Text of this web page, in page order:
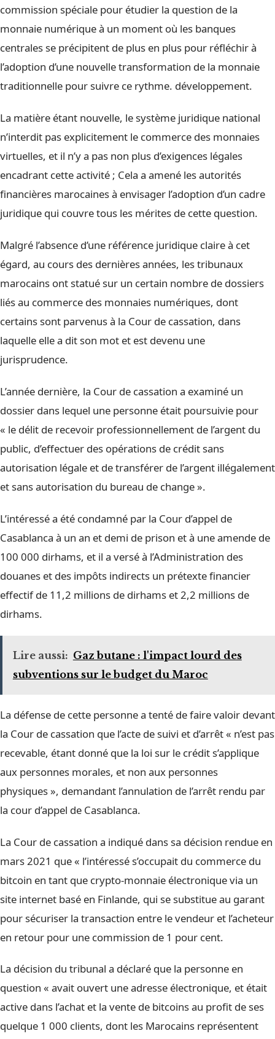
commission spéciale pour étudier la question de la
monnaie numérique à un moment où les banques
centrales se précipitent de plus en plus pour réfléchir à
l’adoption d’une nouvelle transformation de la monnaie
traditionnelle pour suivre ce rythme. développement.
La matière étant nouvelle, le système juridique national
n’interdit pas explicitement le commerce des monnaies
virtuelles, et il n’y a pas non plus d’exigences légales
encadrant cette activité ; Cela a amené les autorités
financières marocaines à envisager l’adoption d’un cadre
juridique qui couvre tous les mérites de cette question.
Malgré l’absence d’une référence juridique claire à cet
égard, au cours des dernières années, les tribunaux
marocains ont statué sur un certain nombre de dossiers
liés au commerce des monnaies numériques, dont
certains sont parvenus à la Cour de cassation, dans
laquelle elle a dit son mot et est devenu une
jurisprudence.
L’année dernière, la Cour de cassation a examiné un
dossier dans lequel une personne était poursuivie pour
« le délit de recevoir professionnellement de l’argent du
public, d’effectuer des opérations de crédit sans
autorisation légale et de transférer de l’argent illégalement
et sans autorisation du bureau de change ».
L’intéressé a été condamné par la Cour d’appel de
Casablanca à un an et demi de prison et à une amende de
100 000 dirhams, et il a versé à l’Administration des
douanes et des impôts indirects un prétexte financier
effectif de 11,2 millions de dirhams et 2,2 millions de
dirhams.
Lire aussi: Gaz butane : l'impact lourd des
subventions sur le budget du Maroc
La défense de cette personne a tenté de faire valoir devant
la Cour de cassation que l’acte de suivi et d’arrêt « n’est pas
recevable, étant donné que la loi sur le crédit s’applique
aux personnes morales, et non aux personnes
physiques », demandant l’annulation de l’arrêt rendu par
la cour d’appel de Casablanca.
La Cour de cassation a indiqué dans sa décision rendue en
mars 2021 que « l’intéressé s’occupait du commerce du
bitcoin en tant que crypto-monnaie électronique via un
site internet basé en Finlande, qui se substitue au garant
pour sécuriser la transaction entre le vendeur et l’acheteur
en retour pour une commission de 1 pour cent.
La décision du tribunal a déclaré que la personne en
question « avait ouvert une adresse électronique, et était
active dans l’achat et la vente de bitcoins au profit de ses
quelque 1 000 clients, dont les Marocains représentent